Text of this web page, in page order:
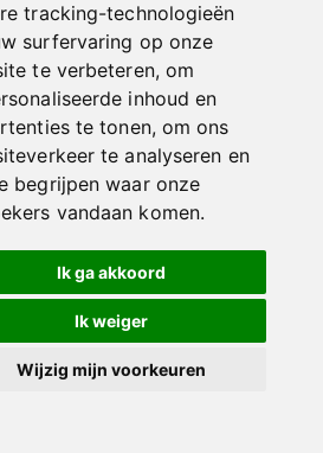
tracking-technologieën
surfervaring op onze
te verbeteren, om
inhoud en
te tonen, om ons
te analyseren en
begrijpen waar onze
vandaan komen.
Ik ga akkoord
Ik weiger
Wijzig mijn voorkeuren